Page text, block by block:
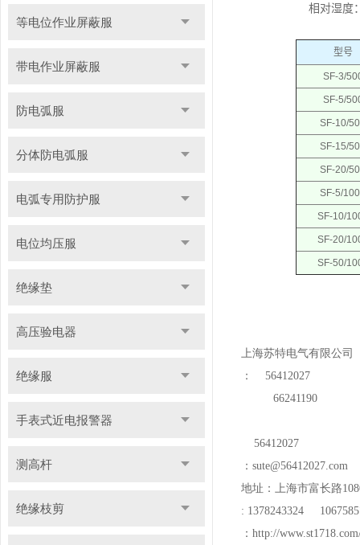
等电位作业屏蔽服
带电作业屏蔽服
防电弧服
分体防电弧服
电弧专用防护服
电位均压服
绝缘垫
高压验电器
绝缘服
手表式近电报警器
测高杆
绝缘枝剪
相对湿度
型号
SF-3/
SF-5/
SF-10/
SF-15/
SF-20/
SF-5/
SF-10/
SF-20/
SF-50/
上海苏特电气有限公司
：
56412027
66241190
56412027
： sute@56412027.com
地址：上海市富长路
: 1378243324
： http://